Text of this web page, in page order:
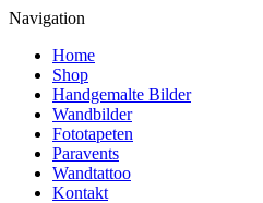
Navigation
Home
Shop
Handgemalte Bilder
Wandbilder
Fototapeten
Paravents
Wandtattoo
Kontakt